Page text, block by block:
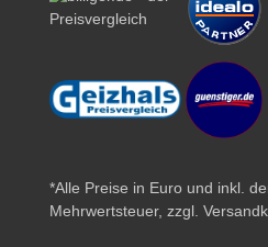
*Alle Preise in Euro und inkl.
Mehrwertsteuer, zzgl.